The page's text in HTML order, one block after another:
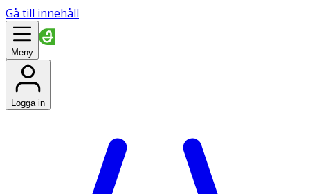
Gå till innehåll
Meny
Logga in